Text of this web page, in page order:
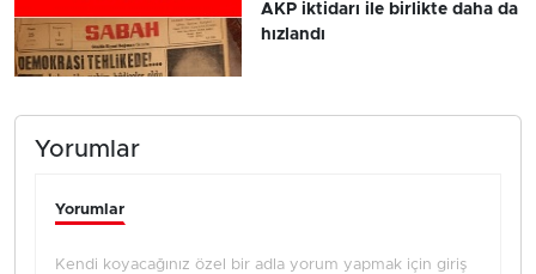
AKP iktidarı ile birlikte daha da
hızlandı
Yorumlar
Yorumlar
Kendi koyacağınız özel bir adla yorum yapmak için giriş